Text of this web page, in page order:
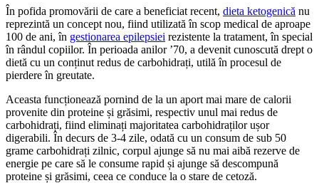
În pofida promovării de care a beneficiat recent, dieta ketogenică nu
reprezintă un concept nou, fiind utilizată în scop medical de aproape
100 de ani, în gestionarea epilepsiei rezistente la tratament, în special
în rândul copiilor. În perioada anilor ’70, a devenit cunoscută drept o
dietă cu un conținut redus de carbohidrați, utilă în procesul de
pierdere în greutate.
Aceasta funcționează pornind de la un aport mai mare de calorii
provenite din proteine și grăsimi, respectiv unul mai redus de
carbohidrați, fiind eliminați majoritatea carbohidraților ușor
digerabili. În decurs de 3-4 zile, odată cu un consum de sub 50
grame carbohidrați zilnic, corpul ajunge să nu mai aibă rezerve de
energie pe care să le consume rapid și ajunge să descompună
proteine și grăsimi, ceea ce conduce la o stare de cetoză.